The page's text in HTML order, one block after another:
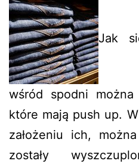
Jak
wśród spodni
które mają push up.
założeniu ich,
zostały